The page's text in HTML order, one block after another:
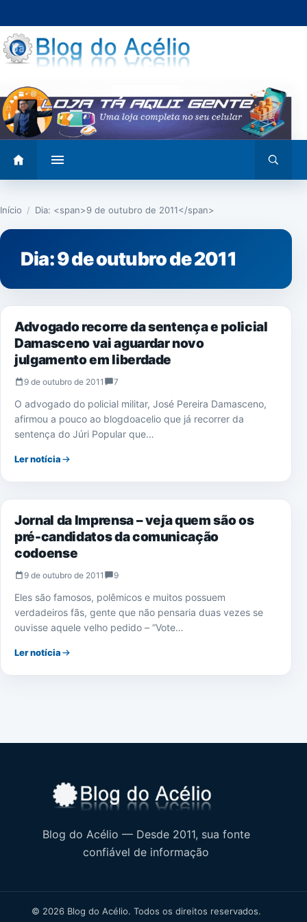
para
o
conteúdo
menu
busca
Início / Dia: <span>9 de outubro de 2011</span>
Dia:9 de outubro de 2011
JURÍDICO
Advogado recorre da sentença e policial
Damasceno vai aguardar novo
julgamento em liberdade
9 de outubro de 2011 7
O advogado do policial militar, José Pereira Damasceno,
afirmou a pouco ao blogdoacelio que já recorrer da
sentença do Júri Popular que…
Ler notícia
IMPRENSA
Jornal da Imprensa – veja quem são os
pré-candidatos da comunicação
codoense
9 de outubro de 2011 9
Eles são famosos, polêmicos e muitos possuem
verdadeiros fãs, gente que não pensaria duas vezes se
ouvisse aquele velho pedido – “Vote…
Ler notícia
Blog do Acélio — Desde 2011, sua fonte
confiável de informação
© 2026 Blog do Acélio. Todos os direitos reservados.